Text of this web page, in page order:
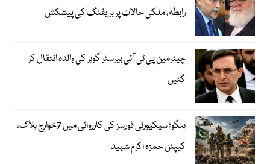
رابطہ، ملکی حالات پر بریفنگ کی پیشکش
چیئرمین پی ٹی آئی بیرسٹر گوہر کی والدہ انتقال کر
گئیں
ہنگو؛ سیکیورٹی فورسز کی کارروائی میں 7خوارج ہلاک،
کیپٹن حمزہ اکرم شہید